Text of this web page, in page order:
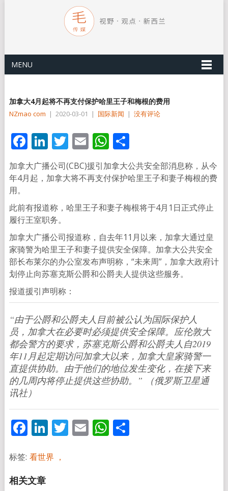
MENU
加拿大4月起将不再支付保护哈里王子和梅根的费用
NZmao com | 2020-03-01 | 国际新闻 | 没有评论
Facebook
LinkedIn
Twitter
EmailWhatsApp
分
享
加拿大广播公司(CBC)援引加拿大公共安全部消息称，从今
年4月起，加拿大将不再支付保护哈里王子和妻子梅根的费
用。
此前有报道称，哈里王子和妻子梅根将于4月1日正式停止
履行王室职务。
加拿大广播公司报道称，自去年11月以来，加拿大通过皇
家骑警为哈里王子和妻子提供安全保障。加拿大公共安全
部长布莱尔的办公室发布声明称，“未来周”，加拿大政府计
划停止向苏塞克斯公爵和公爵夫人提供这些服务。
报道援引声明称：
“由于公爵和公爵夫人目前被公认为国际保护人
员，加拿大在必要时必须提供安全保障。应伦敦大
都会警方的要求，苏塞克斯公爵和公爵夫人自2019
年11月起定期访问加拿大以来，加拿大皇家骑警一
直提供协助。由于他们的地位发生变化，在接下来
的几周内将停止提供这些协助。” （俄罗斯卫星通
讯社）
Facebook
LinkedIn
Twitter
EmailWhatsApp
分
标签: 看世界 ，